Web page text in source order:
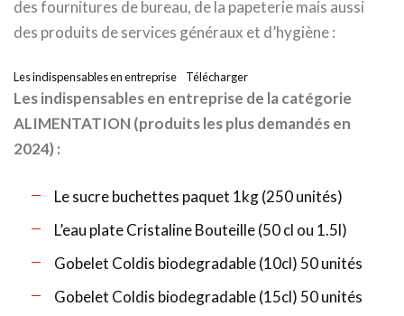
des fournitures de bureau, de la papeterie mais aussi
des produits de services généraux et d’hygiène :
Les indispensables en entreprise Télécharger
Les indispensables en entreprise de la catégorie
ALIMENTATION (produits les plus demandés en
2024) :
Le sucre buchettes paquet 1kg (250 unités)
L’eau plate Cristaline Bouteille (50 cl ou 1.5l)
Gobelet Coldis biodegradable (10cl) 50 unités
Gobelet Coldis biodegradable (15cl) 50 unités